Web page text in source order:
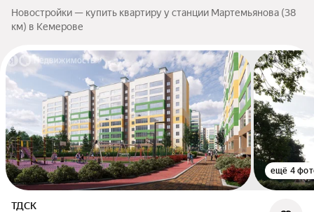
Новостройки — купить квартиру у станции Мартемьянова (38
км) в Кемерове
ещё 4
ТДСК